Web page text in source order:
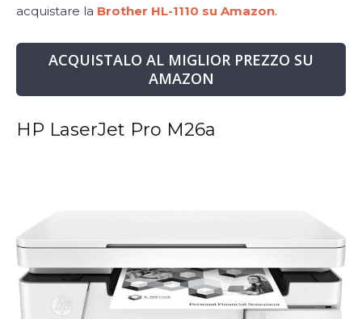
acquistare la Brother HL-1110 su Amazon.
ACQUISTALO AL MIGLIOR PREZZO SU
AMAZON
HP LaserJet Pro M26a